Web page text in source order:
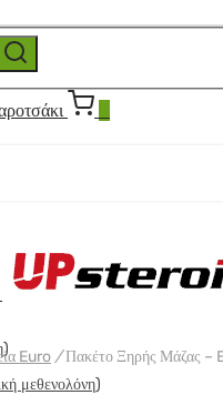
Αναζήτηση
μεθενολόνη)
Euro /Πακέτο Ξηρής Μάζας